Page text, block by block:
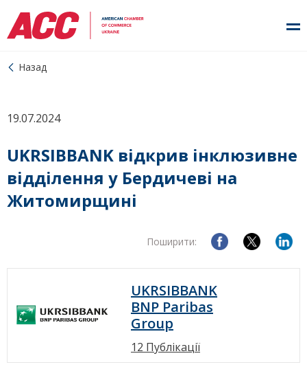
Назад
19.07.2024
UKRSIBBANK відкрив інклюзивне
відділення у Бердичеві на
Житомирщині
Поширити:
UKRSIBBANK
BNP Paribas
Group
12 Публікації